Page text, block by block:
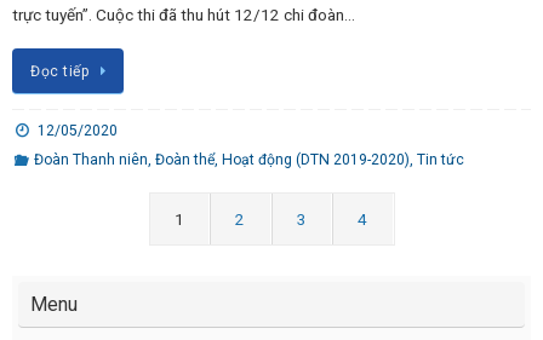
trực tuyến”. Cuộc thi đã thu hút 12/12 chi đoàn…
Đọc tiếp
12/05/2020
Đoàn Thanh niên Đoàn thể, Hoạt động (DTN 2019-2020) Tin tức
1 2 3 4
Menu